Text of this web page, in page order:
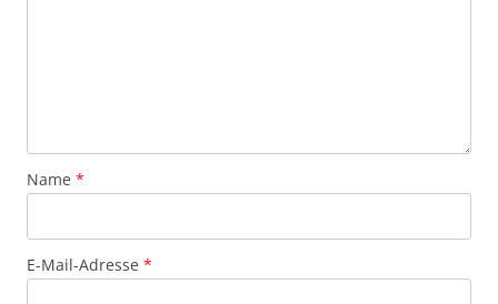
Name *
E-Mail-Adresse *